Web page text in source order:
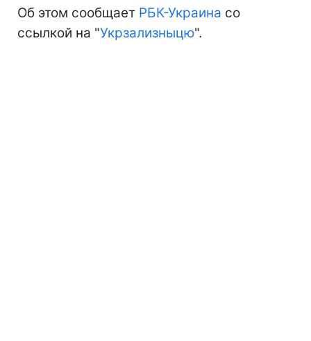
Об этом сообщает РБК-Украина со
ссылкой на "Укрзализныцю".